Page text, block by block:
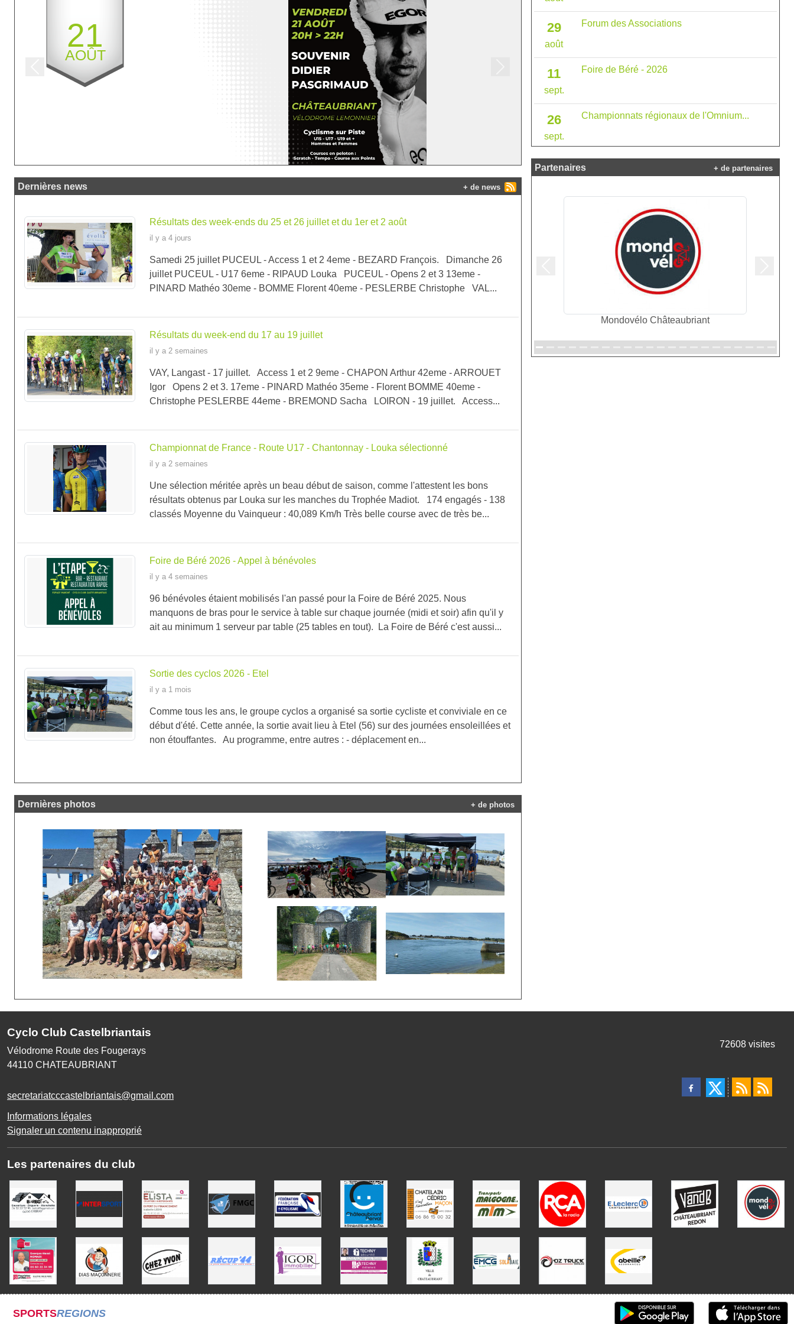
21
AOÛT
Previous
Dernières news
Résultats des week-ends du 25 et 26 juillet et du 1er et 2 août
il y a 4 jours
Samedi 25 juillet PUCEUL - Access 1 et 2 4eme - BEZARD François. Dimanche 26
juillet PUCEUL - U17 6eme - RIPAUD Louka PUCEUL - Opens 2 et 3 13eme -
PINARD Mathéo 30eme - BOMME Florent 40eme - PESLERBE Christophe VAL...
Résultats du week-end du 17 au 19 juillet
il y a 2 semaines
VAY, Langast - 17 juillet. Access 1 et 2 9eme - CHAPON Arthur 42eme - ARROUET
Igor Opens 2 et 3. 17eme - PINARD Mathéo 35eme - Florent BOMME 40eme -
Christophe PESLERBE 44eme - BREMOND Sacha LOIRON - 19 juillet. Access...
Championnat de France - Route U17 - Chantonnay - Louka sélectionné
il y a 2 semaines
Une sélection méritée après un beau début de saison, comme l'attestent les bons
résultats obtenus par Louka sur les manches du Trophée Madiot. 174 engagés - 138
classés Moyenne du Vainqueur : 40,089 Km/h Très belle course avec de très be...
Foire de Béré 2026 - Appel à bénévoles
il y a 4 semaines
96 bénévoles étaient mobilisés l'an passé pour la Foire de Béré 2025. Nous
manquons de bras pour le service à table sur chaque journée (midi et soir) afin qu'il y
ait au minimum 1 serveur par table (25 tables en tout). La Foire de Béré c'est aussi...
Sortie des cyclos 2026 - Etel
il y a 1 mois
Comme tous les ans, le groupe cyclos a organisé sa sortie cycliste et conviviale en ce
début d'été. Cette année, la sortie avait lieu à Etel (56) sur des journées ensoleillées et
non étouffantes. Au programme, entre autres : - déplacement en...
+ de news
Dernières photos + de photos
29
août
Forum des Associations
11
sept.
Foire de Béré - 2026
26
sept.
Championnats régionaux de l'Omnium...
Partenaires
Mondovélo Châteaubriant
+ de partenaires
Cyclo Club Castelbriantais
Vélodrome Route des Fougerays
44110 CHATEAUBRIANT
secretariatcccastelbriantais@gmail.com
Informations légales
Signaler un contenu inapproprié
72608 visites
Les partenaires du club
SPORTSREGIONS